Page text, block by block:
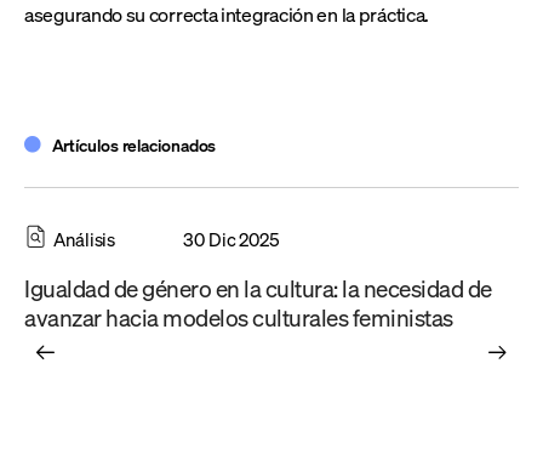
asegurando su correcta integración en la práctica.
Artículos relacionados
Análisis 30 Dic 2025
Igualdad de género en la cultura: la necesidad de
avanzar hacia modelos culturales feministas